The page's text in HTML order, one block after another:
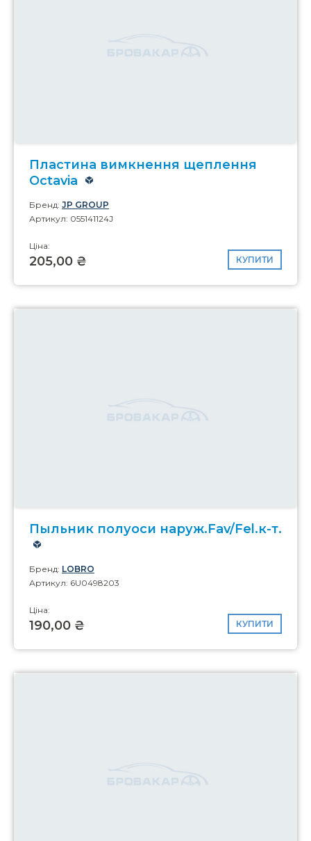
Пластина вимкнення щеплення
Octavia
Бренд: JP GROUP
Артикул: 055141124J
Ціна:
205,00 ₴ КУПИТИ
Пыльник полуоси наруж.Fav/Fel.к-т.
Бренд: LOBRO
Артикул: 6U0498203
Ціна:
190,00 ₴ КУПИТИ